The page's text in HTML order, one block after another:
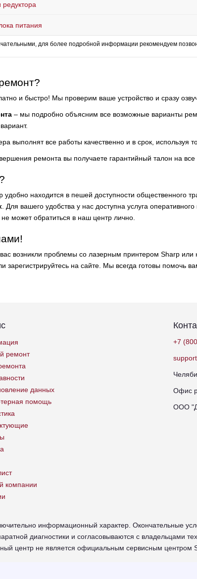
питания
для более подробной информации рекомендуем
и быстро! Мы проверим ваше устройство и сразу
– мы подробно объясним все возможные варианты
выполнят все работы качественно и в срок, используя
ремонта вы получаете гарантийный талон на
удобно находится в пешей доступности общественного
. Для вашего удобства у нас доступна услуга
не может обратиться в наш центр лично.
возникли проблемы со лазерным принтером Sharp
зарегистрируйтесь на сайте. Мы всегда готовы помочь
ремонт
данных
помощь
компании
+7
Офис
ООО
информационный характер. Окончательные
диагностики и согласовываются с владельцами
центр не является официальным сервисным центром